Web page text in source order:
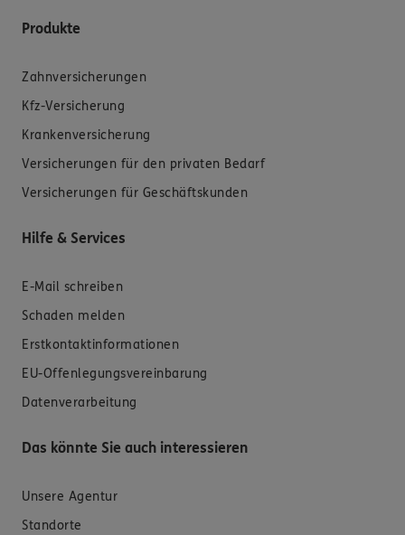
Produkte
Zahnversicherungen
Kfz-Versicherung
Krankenversicherung
Versicherungen für den privaten Bedarf
Versicherungen für Geschäftskunden
Hilfe & Services
E-Mail schreiben
Schaden melden
Erstkontaktinformationen
EU-Offenlegungsvereinbarung
Datenverarbeitung
Das könnte Sie auch interessieren
Unsere Agentur
Standorte